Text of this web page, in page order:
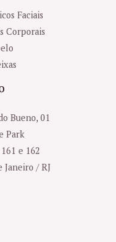
Faciais
Corporais
Bueno, 01
Park
e 162
Janeiro / RJ